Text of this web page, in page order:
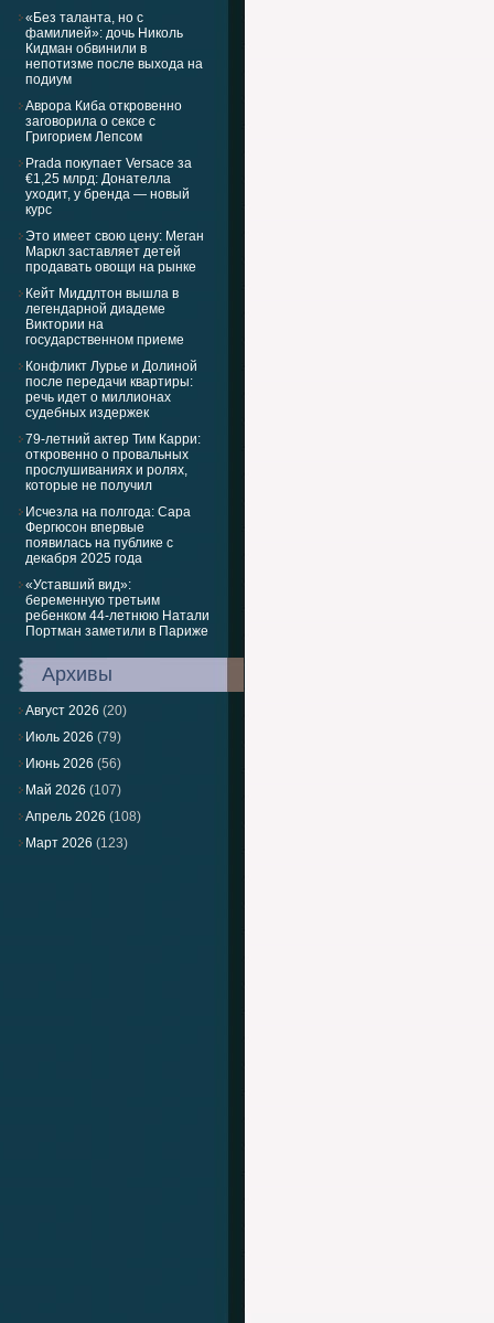
«Без таланта, но с
фамилией»: дочь Николь
Кидман обвинили в
непотизме после выхода на
подиум
Аврора Киба откровенно
заговорила о сексе с
Григорием Лепсом
Prada покупает Versace за
€1,25 млрд: Донателла
уходит, у бренда — новый
курс
Это имеет свою цену: Меган
Маркл заставляет детей
продавать овощи на рынке
Кейт Миддлтон вышла в
легендарной диадеме
Виктории на
государственном приеме
Конфликт Лурье и Долиной
после передачи квартиры:
речь идет о миллионах
судебных издержек
79-летний актер Тим Карри:
откровенно о провальных
прослушиваниях и ролях,
которые не получил
Исчезла на полгода: Сара
Фергюсон впервые
появилась на публике с
декабря 2025 года
«Уставший вид»:
беременную третьим
ребенком 44-летнюю Натали
Портман заметили в Париже
Архивы
Август 2026 (20)
Июль 2026 (79)
Июнь 2026 (56)
Май 2026 (107)
Апрель 2026 (108)
Март 2026 (123)